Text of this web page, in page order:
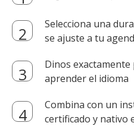
Selecciona una
se ajuste a tu
Dinos
aprender el idioma
Combina con un
certificado y nativo